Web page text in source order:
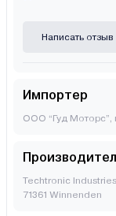
Написать отзыв
Импортер
ООО “Гуд Моторс”,
Techtronic
71361 Winnenden